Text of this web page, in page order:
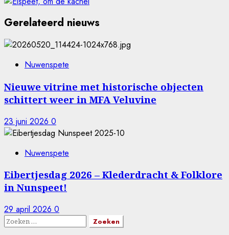
Gerelateerd nieuws
Nuwenspete
Nieuwe vitrine met historische objecten
schittert weer in MFA Veluvine
23 juni 2026 0
Nuwenspete
Eibertjesdag 2026 – Klederdracht & Folklore
in Nunspeet!
29 april 2026 0
Zoeken